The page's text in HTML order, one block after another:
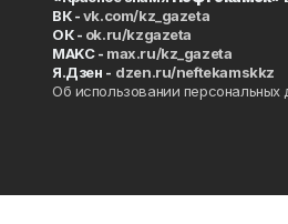
ВК -vk.com/kz_gazeta
ОК - ok.ru/kzgazeta
MAKC - max.ru/kz_gazeta
Я.Дзен - dzen.ru/neftekamskkz
Об использовании персональных